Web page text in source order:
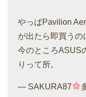
やっぱPavilion
が出たら即買うの
今のところASUS
りって所。
— SAKURA87